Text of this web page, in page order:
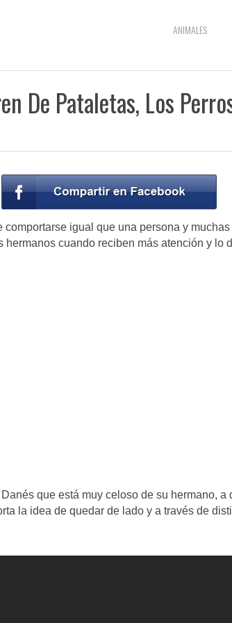
ANIMALES
De Pataletas, Los
igual que una persona y
hermanos cuando reciben más atención y lo
que está muy celoso de su hermano,
la idea de quedar de lado y a través de